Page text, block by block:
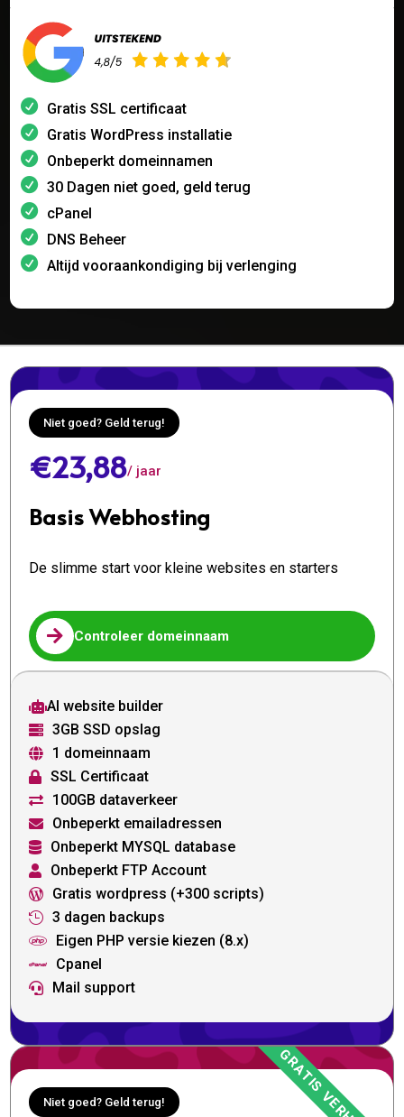
Gratis SSL certificaat
Gratis WordPress installatie
Onbeperkt domeinnamen
30 Dagen niet goed, geld terug
cPanel
DNS Beheer
Altijd vooraankondiging bij verlenging
Niet goed? Geld terug!
€23,88/ jaar
Basis Webhosting
De slimme start voor kleine websites en starters
 Controleer domeinnaam
AI website builder
 3GB SSD opslag
 1 domeinnaam
 SSL Certificaat
 100GB dataverkeer
 Onbeperkt emailadressen
 Onbeperkt MYSQL database
 Onbeperkt FTP Account
 Gratis wordpress (+300 scripts)
 3 dagen backups
 Eigen PHP versie kiezen (8.x)
 Cpanel
 Mail support
Niet goed? Geld terug!